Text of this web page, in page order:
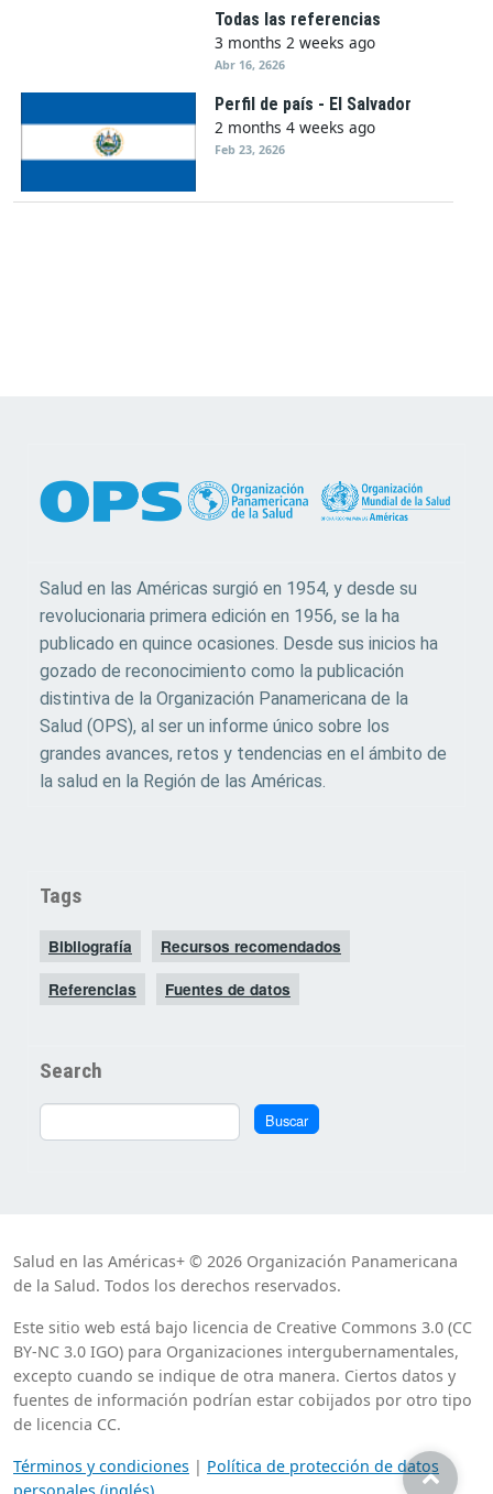
Todas las referencias
3 months 2 weeks ago
Abr 16, 2626
Perfil de país - El Salvador
2 months 4 weeks ago
Feb 23, 2626
Salud en las Américas surgió en 1954, y desde su
revolucionaria primera edición en 1956, se la ha
publicado en quince ocasiones. Desde sus inicios ha
gozado de reconocimiento como la publicación
distintiva de la Organización Panamericana de la
Salud (OPS), al ser un informe único sobre los
grandes avances, retos y tendencias en el ámbito de
la salud en la Región de las Américas.
Tags
Bibliografía Recursos recomendados
Referencias Fuentes de datos
Search
Buscar Buscar
Salud en las Américas+ © 2026 Organización Panamericana
de la Salud. Todos los derechos reservados.
Este sitio web está bajo licencia de Creative Commons 3.0 (CC
BY-NC 3.0 IGO) para Organizaciones intergubernamentales,
excepto cuando se indique de otra manera. Ciertos datos y
fuentes de información podrían estar cobijados por otro tipo
de licencia CC.
Términos y condiciones | Política de protección de datos